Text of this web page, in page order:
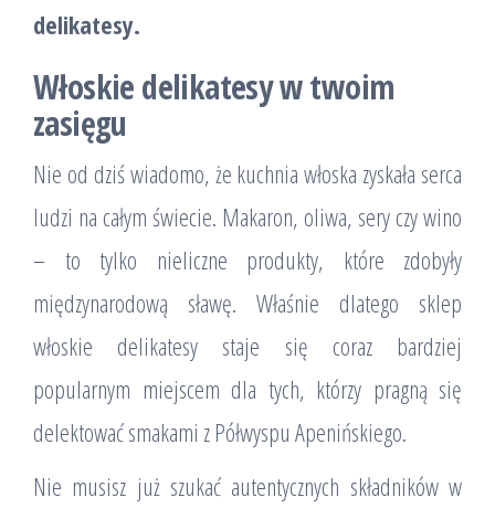
delikatesy.
Włoskie delikatesy w twoim
zasięgu
Nie od dziś wiadomo, że kuchnia włoska zyskała serca
ludzi na całym świecie. Makaron, oliwa, sery czy wino
– to tylko nieliczne produkty, które zdobyły
międzynarodową sławę. Właśnie dlatego sklep
włoskie delikatesy staje się coraz bardziej
popularnym miejscem dla tych, którzy pragną się
delektować smakami z Półwyspu Apenińskiego.
Nie musisz już szukać autentycznych składników w